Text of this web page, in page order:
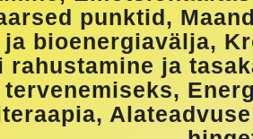
punktid,
bioenergiavälja,
rahustamine ja